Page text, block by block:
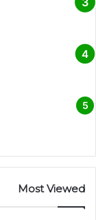
Most Viewed